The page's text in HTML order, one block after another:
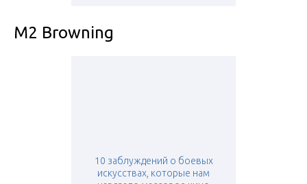
M2 Browning
10 заблуждений о боевых
искусствах, которые нам